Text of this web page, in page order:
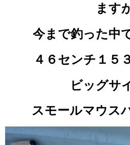
ます
今まで釣った中
４６センチ１５
ビッグサ
スモールマウス